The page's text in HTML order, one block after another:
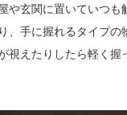
や玄関に置いていつも
、手に握れるタイプの
視えたりしたら軽く握